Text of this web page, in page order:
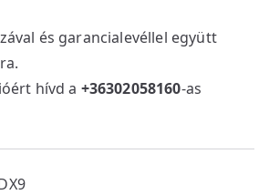
és garancialevéllel együtt
hívd a +36302058160-as